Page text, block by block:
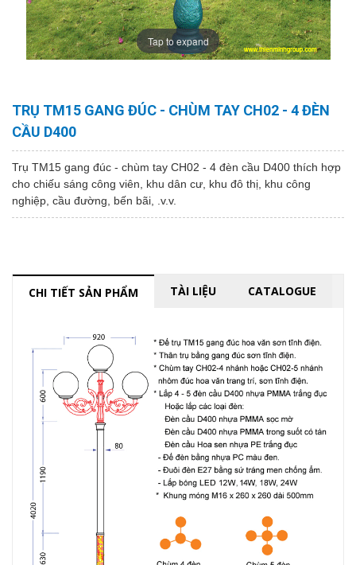
Tap to expand
TRỤ TM15 GANG ĐÚC - CHÙM TAY CH02 - 4 ĐÈN
CẦU D400
Trụ TM15 gang đúc - chùm tay CH02 - 4 đèn cầu D400 thích hợp
cho chiếu sáng công viên, khu dân cư, khu đô thị, khu công
nghiệp, cầu đường, bến bãi, .v.v.
CHI TIẾT SẢN PHẨM TÀI LIỆU CATALOGUE